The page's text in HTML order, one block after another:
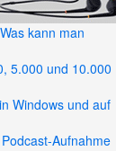
kann man
5.000 und 10.000
Windows und auf
Aufnahme